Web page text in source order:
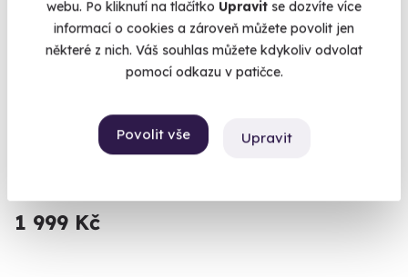
webu. Po kliknutí na tlačítko Upravit se dozvíte více
informací o cookies a zároveň můžete povolit jen
některé z nich. Váš souhlas můžete kdykoliv odvolat
pomocí odkazu v patičce.
Povolit vše Upravit
Připravte se na nálož 80 nábojů.
Mečín - Radkovice (okres Plzeň-jih)
1 999 Kč